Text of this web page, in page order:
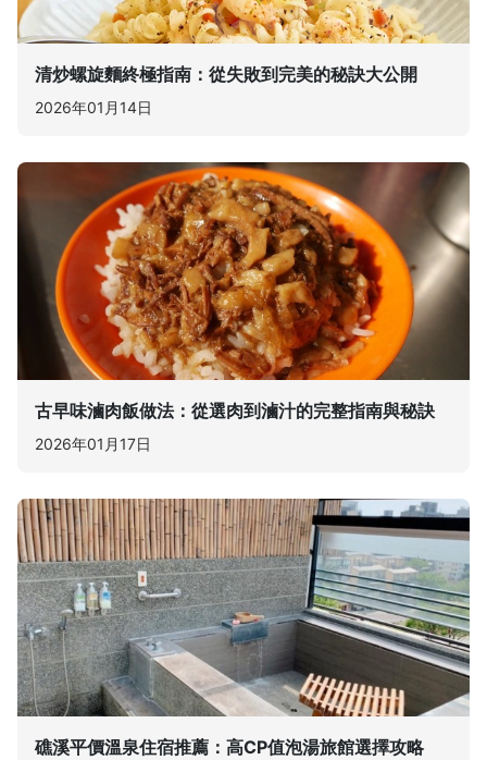
清炒螺旋麵終極指南：從失敗到完美的秘訣大公開
2026年01月14日
古早味滷肉飯做法：從選肉到滷汁的完整指南與秘訣
2026年01月17日
礁溪平價溫泉住宿推薦：高CP值泡湯旅館選擇攻略